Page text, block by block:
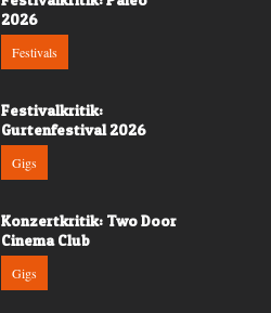
2026
Festivals
Festivalkritik:
Gurtenfestival 2026
Gigs
Konzertkritik: Two Door
Cinema Club
Gigs